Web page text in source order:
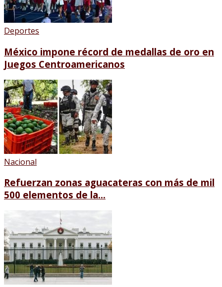
Deportes
México impone récord de medallas de oro en
Juegos Centroamericanos
Nacional
Refuerzan zonas aguacateras con más de mil
500 elementos de la...